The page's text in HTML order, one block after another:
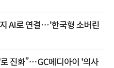
AI로 연결…'한국형 소버린
진화”…GC메디아이 '의사